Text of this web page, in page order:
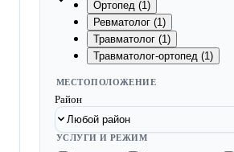
Ортопед (1)
Ревматолог (1)
Травматолог (1)
Травматолог-ортопед (1)
МЕСТОПОЛОЖЕНИЕ
Район
УСЛУГИ И РЕЖИМ